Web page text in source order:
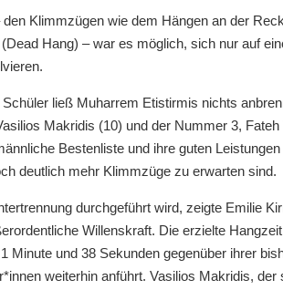
Klimmzügen wie dem Hängen an der
Hang) – war es möglich, sich nur auf
ließ Muharrem Etistirmis nichts
Makridis (10) und der Nummer 3, Fateh
Bestenliste und ihre guten
deutlich mehr Klimmzüge zu erwarten sind.
durchgeführt wird, zeigte Emilie
Willenskraft. Die erzielte
Minute und 38 Sekunden gegenüber ihrer
weiterhin anführt. Vasilios Makridis, der